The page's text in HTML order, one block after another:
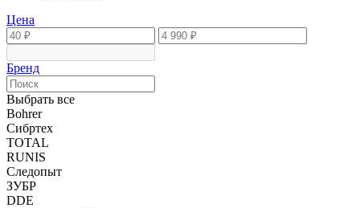
Цена
Бренд
Выбрать все
Bohrer
Сибртех
TOTAL
RUNIS
Следопыт
ЗУБР
DDE